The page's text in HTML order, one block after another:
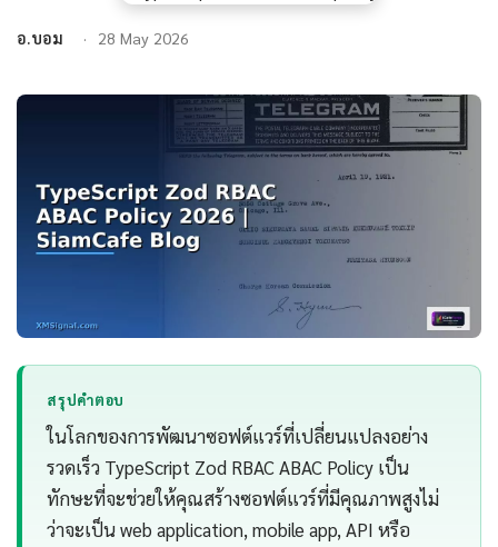
อ.บอม 28 May 2026
สรุปคำตอบ
ในโลกของการพัฒนาซอฟต์แวร์ที่เปลี่ยนแปลงอย่าง
รวดเร็ว TypeScript Zod RBAC ABAC Policy เป็น
ทักษะที่จะช่วยให้คุณสร้างซอฟต์แวร์ที่มีคุณภาพสูงไม่
ว่าจะเป็น web application, mobile app, API หรือ